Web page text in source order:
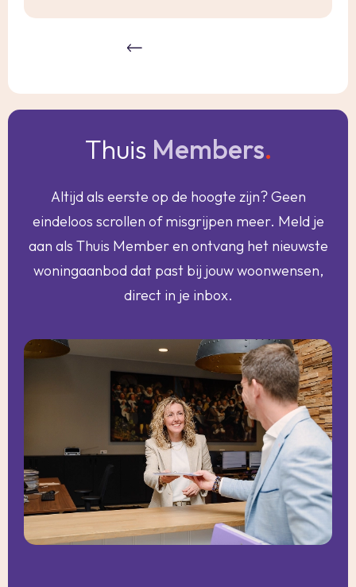
Thuis Members.
Altijd als eerste op de hoogte zijn? Geen
eindeloos scrollen of misgrijpen meer. Meld je
aan als Thuis Member en ontvang het nieuwste
woningaanbod dat past bij jouw woonwensen,
direct in je inbox.